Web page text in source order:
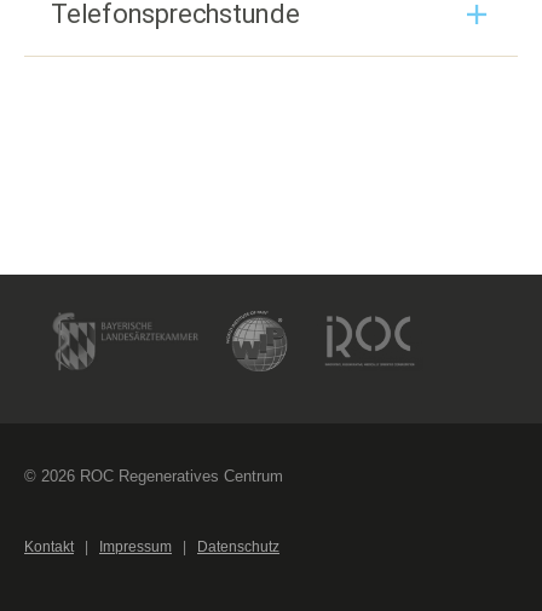
Telefonsprechstunde
© 2026 ROC Regeneratives Centrum
Kontakt | Impressum | Datenschutz